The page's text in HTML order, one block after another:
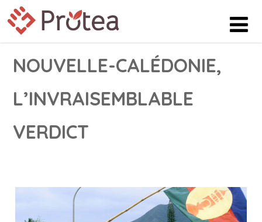
NOUVELLE-CALÉDONIE,
L’INVRAISEMBLABLE
VERDICT